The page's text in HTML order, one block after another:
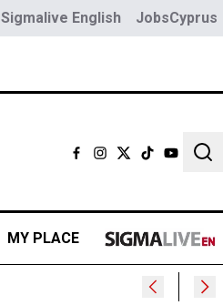
Sigmalive English JobsCyprus
MY PLACE